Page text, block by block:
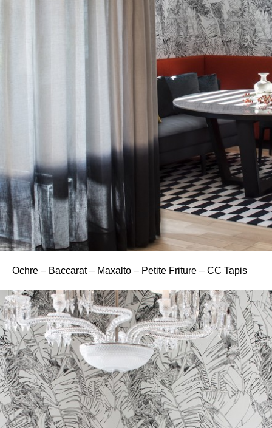
Ochre – Baccarat – Maxalto – Petite Friture – CC Tapis